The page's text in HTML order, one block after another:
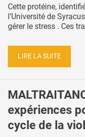
Cette protéine,
l’Université de
gérer le stress . Ces
LIRE LA SUITE
expériences
cycle de la